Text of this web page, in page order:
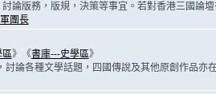
論版務，版規，決策等事宜。若對香港三國論
軍團長
區》《書庫---史學區》
論各種文學話題，四國傳說及其他原創作品亦